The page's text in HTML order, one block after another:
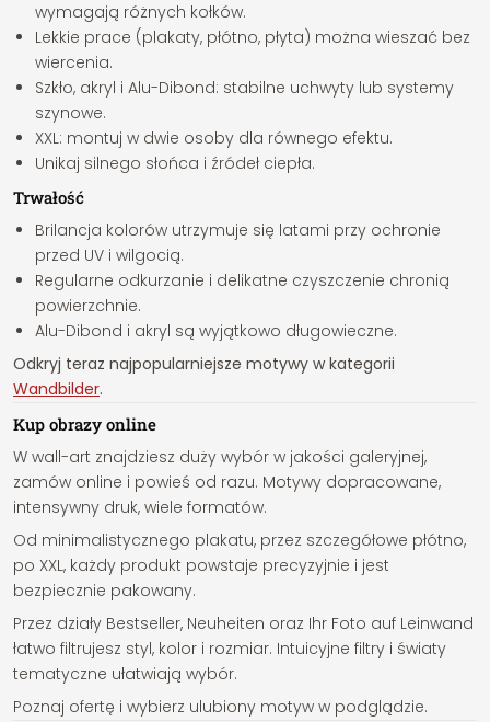
wymagają różnych kołków.
Lekkie prace (plakaty, płótno, płyta) można wieszać bez
wiercenia.
Szkło, akryl i Alu-Dibond: stabilne uchwyty lub systemy
szynowe.
XXL: montuj w dwie osoby dla równego efektu.
Unikaj silnego słońca i źródeł ciepła.
Trwałość
Brilancja kolorów utrzymuje się latami przy ochronie
przed UV i wilgocią.
Regularne odkurzanie i delikatne czyszczenie chronią
powierzchnie.
Alu-Dibond i akryl są wyjątkowo długowieczne.
Odkryj teraz najpopularniejsze motywy w kategorii
Wandbilder.
Kup obrazy online
W wall-art znajdziesz duży wybór w jakości galeryjnej,
zamów online i powieś od razu. Motywy dopracowane,
intensywny druk, wiele formatów.
Od minimalistycznego plakatu, przez szczegółowe płótno,
po XXL, każdy produkt powstaje precyzyjnie i jest
bezpiecznie pakowany.
Przez działy Bestseller, Neuheiten oraz Ihr Foto auf Leinwand
łatwo filtrujesz styl, kolor i rozmiar. Intuicyjne filtry i światy
tematyczne ułatwiają wybór.
Poznaj ofertę i wybierz ulubiony motyw w podglądzie.